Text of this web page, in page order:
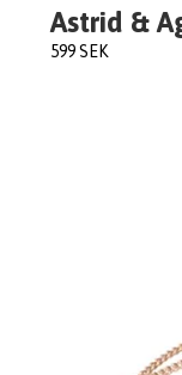
Astrid &
599 SEK